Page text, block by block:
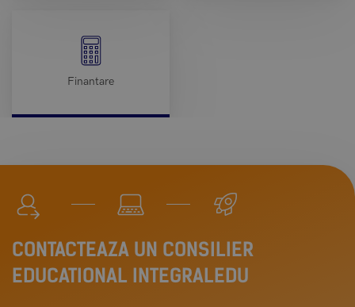
Finantare
CONTACTEAZA UN CONSILIER
EDUCATIONAL INTEGRALEDU